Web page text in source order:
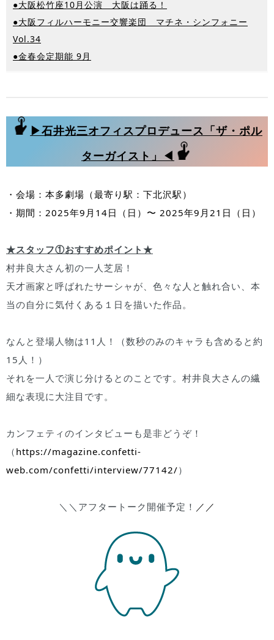
●大阪松竹座10月公演 大阪は踊る！
●大阪フィルハーモニー交響楽団 マチネ・シンフォニー
Vol.34
●金春会定期能 9月
▶石井光三オフィスプロデュース「ザ・ポル
ターガイスト」◀
・会場：本多劇場（最寄り駅：下北沢駅）
・期間：2025年9月14日（日）〜 2025年9月21日（日）
★スタッフ①おすすめポイント★
村井良大さん初の一人芝居！
天才画家と呼ばれたサーシャが、色々な人と触れ合い、本
当の自分に気付くある１日を描いた作品。
なんと登場人物は11人！（数秒のみのキャラも含めると約
15人！）
それを一人で演じ分けるとのことです。村井良大さんの繊
細な表現に大注目です。
カンフェティのインタビューも是非どうぞ！
（ https://magazine.confetti-
web.com/confetti/interview/77142/）
＼＼アフタートーク開催予定！ ／／